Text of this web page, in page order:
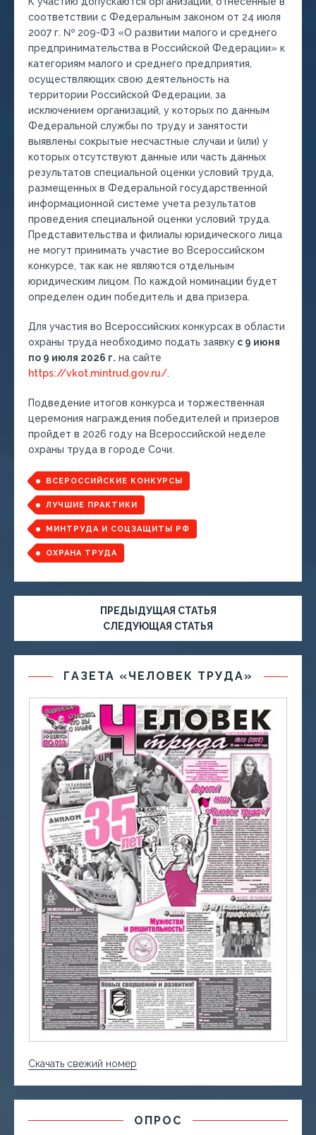
соответствии с Федеральным законом от 24 июля
2007 г. № 209-ФЗ «О развитии малого и среднего
предпринимательства в Российской Федерации» к
категориям малого и среднего предприятия,
осуществляющих свою деятельность на
территории Российской Федерации, за
исключением организаций, у которых по данным
Федеральной службы по труду и занятости
выявлены сокрытые несчастные случаи и (или) у
которых отсутствуют данные или часть данных
результатов специальной оценки условий труда,
размещенных в Федеральной государственной
информационной системе учета результатов
проведения специальной оценки условий труда.
Представительства и филиалы юридического лица
не могут принимать участие во Всероссийском
конкурсе, так как не являются отдельным
юридическим лицом. По каждой номинации будет
определен один победитель и два призера.
Для участия во Всероссийских конкурсах в области
охраны труда необходимо подать заявку с 9 июня
по 9 июля 2026 г. на сайте
https://vkot.mintrud.gov.ru/.
Подведение итогов конкурса и торжественная
церемония награждения победителей и призеров
пройдет в 2026 году на Всероссийской неделе
охраны труда в городе Сочи.
ВСЕРОССИЙСКИЕ КОНКУРСЫ
ЛУЧШИЕ ПРАКТИКИ
МИНТРУДА И СОЦЗАЩИТЫ РФ
ОХРАНА ТРУДА
ПРЕДЫДУЩАЯ СТАТЬЯ
СЛЕДУЮЩАЯ СТАТЬЯ
ГАЗЕТА «ЧЕЛОВЕК ТРУДА»
Скачать свежий номер
ОПРОС